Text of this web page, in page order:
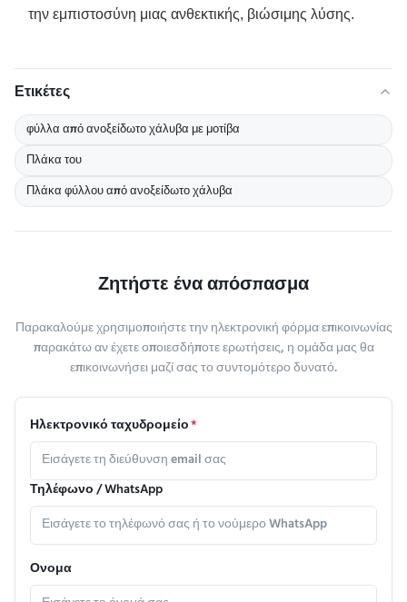
την εμπιστοσύνη μιας ανθεκτικής, βιώσιμης λύσης.
Ετικέτες
φύλλα από ανοξείδωτο χάλυβα με μοτίβα
Πλάκα του
Πλάκα φύλλου από ανοξείδωτο χάλυβα
Ζητήστε ένα απόσπασμα
Παρακαλούμε χρησιμοποιήστε την ηλεκτρονική φόρμα επικοινωνίας
παρακάτω αν έχετε οποιεσδήποτε ερωτήσεις, η ομάδα μας θα
επικοινωνήσει μαζί σας το συντομότερο δυνατό.
Ηλεκτρονικό ταχυδρομείο*
Τηλέφωνο / WhatsApp
Ονομα